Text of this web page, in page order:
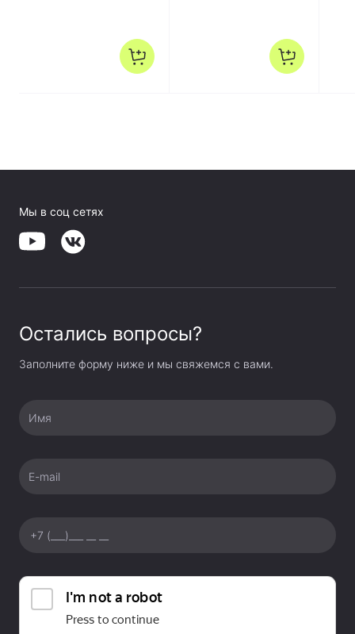
Мы в соц сетях
Остались вопросы?
Заполните форму ниже и мы свяжемся с вами.
Имя
E-mail